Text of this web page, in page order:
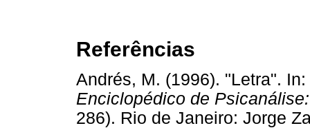
Referências
Andrés, M. (1996). "Letra".
Enciclopédico de Psicanálise:
286). Rio de Janeiro: